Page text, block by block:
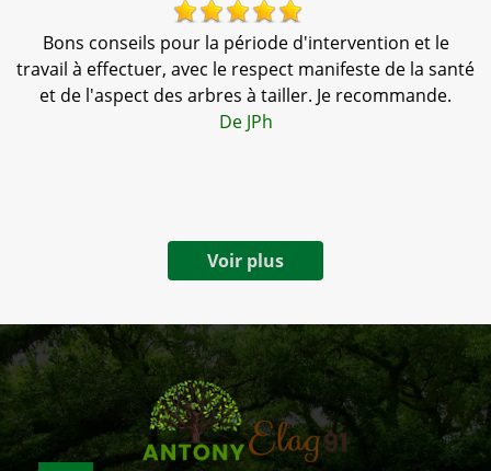
Bons conseils pour la période d'intervention et le
travail à effectuer, avec le respect manifeste de la santé
et de l'aspect des arbres à tailler. Je recommande.
De JPh
Voir plus